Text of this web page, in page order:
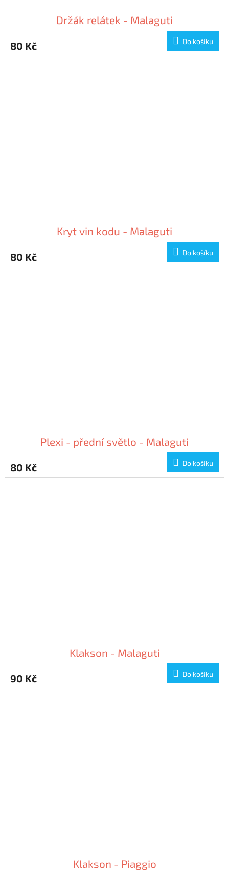
Držák relátek - Malaguti
80 Kč Do košíku
Kryt vin kodu - Malaguti
80 Kč Do košíku
Plexi - přední světlo - Malaguti
80 Kč Do košíku
Klakson - Malaguti
90 Kč Do košíku
Klakson - Piaggio